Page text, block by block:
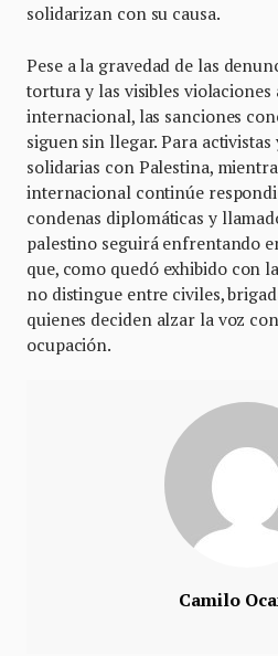
solidarizan con su causa.
Pese a la gravedad de las
tortura y las visibles violaciones
internacional, las sanciones
siguen sin llegar. Para
solidarias con Palestina,
internacional continúe
condenas diplomáticas y
palestino seguirá enfrentando
que, como quedó exhibido con
no distingue entre civiles,
quienes deciden alzar la voz
ocupación.
Camilo